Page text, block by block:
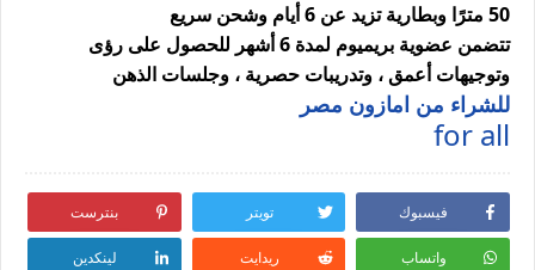
50 مترًا وبطارية تزيد عن 6 أيام وشحن سريع
تتضمن عضوية بريميوم لمدة 6 أشهر للحصول على رؤى
وتوجيهات أعمق ، وتدريبات حصرية ، وجلسات الذهن
للشراء من امازون مصر
for all
فيسبوك تويتر بنترست
واتساب ريدايت لينكدين